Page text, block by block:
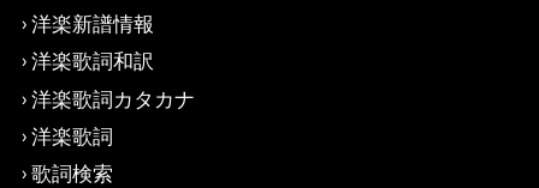
洋楽新譜情報
洋楽歌詞和訳
洋楽歌詞カタカナ
洋楽歌詞
歌詞検索